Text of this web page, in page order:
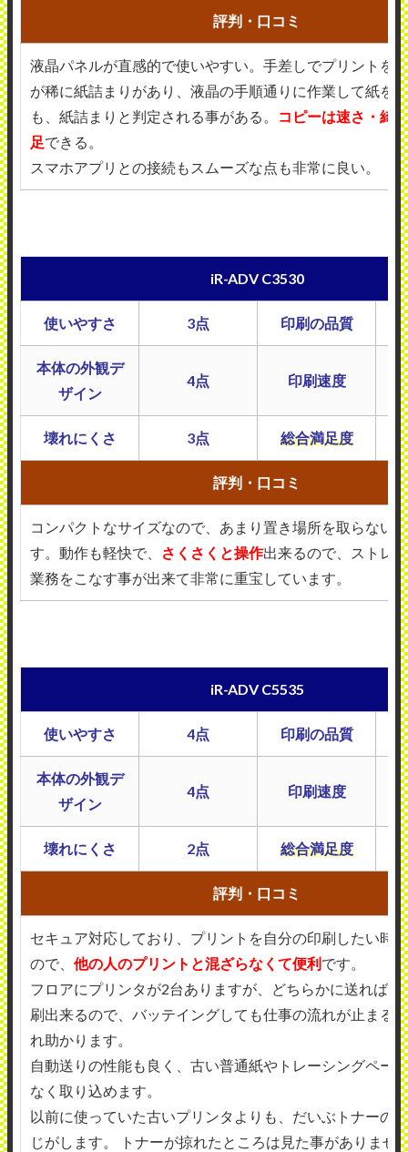
評判・口コミ
液晶パネルが直感的で使いやすい。手差しでプリントを
が稀に紙詰まりがあり、液晶の手順通りに作業して紙を
も、紙詰まりと判定される事がある。
コピーは速さ・綺
足できる。
スマホアプリとの接続もスムーズな点も非常に良い。
iR-ADV C3530
使いやすさ 3点 印刷の品質
本体の外観デ
ザイン
4点 印刷速度
壊れにくさ 3点 総合満足度
評判・口コミ
コンパクトなサイズなので、あまり置き場所を取らない
す。動作も軽快で、
さくさくと操作出来るので、ストレ
業務をこなす事が出来て非常に重宝しています。
iR-ADV C5535
使いやすさ 4点 印刷の品質
本体の外観デ
ザイン
4点 印刷速度
壊れにくさ 2点 総合満足度
評判・口コミ
セキュア対応しており、プリントを自分の印刷したい時
ので、 他の人のプリントと混ざらなくて便利 です。
フロアにプリンタが2台ありますが、どちらかに送ればど
刷出来るので、バッテイングしても仕事の流れが止まる
れ助かります。
自動送りの性能も良く、古い普通紙やトレーシングペー
なく取り込めます。
以前に使っていた古いプリンタよりも、だいぶトナーの
じがします。 トナーが掠れたところは見た事がありませ